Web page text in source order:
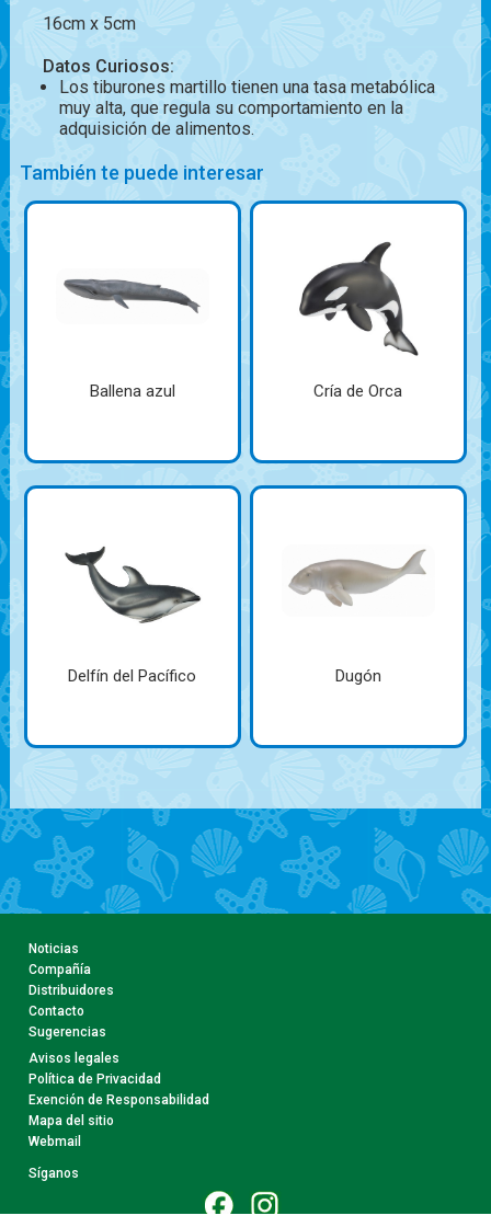
16cm x 5cm
Datos Curiosos:
Los tiburones martillo tienen una tasa metabólica
muy alta, que regula su comportamiento en la
adquisición de alimentos.
También te puede interesar
Ballena azul Cría de Orca
Delfín del Pacífico Dugón
Noticias
Compañía
Distribuidores
Contacto
Sugerencias
Avisos legales
Política de Privacidad
Exención de Responsabilidad
Mapa del sitio
Webmail
Síganos